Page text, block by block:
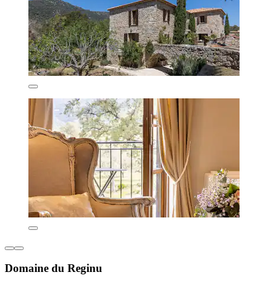
Domaine du Reginu